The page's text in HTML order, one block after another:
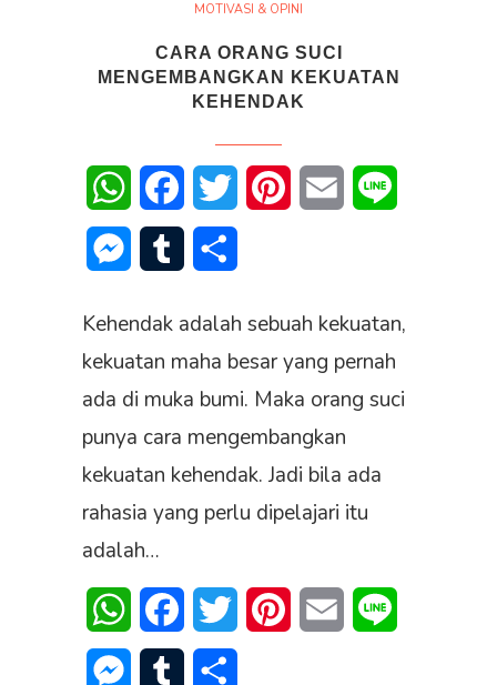
MOTIVASI & OPINI
CARA ORANG SUCI
MENGEMBANGKAN KEKUATAN
KEHENDAK
WhatsAppFacebookTwitter PinterestEmail
Messenger
Tumblr
Kehendak adalah sebuah kekuatan,
kekuatan maha besar yang pernah
ada di muka bumi. Maka orang suci
punya cara mengembangkan
kekuatan kehendak. Jadi bila ada
rahasia yang perlu dipelajari itu
adalah…
WhatsAppFacebookTwitter PinterestEmail
Messenger
Tumblr